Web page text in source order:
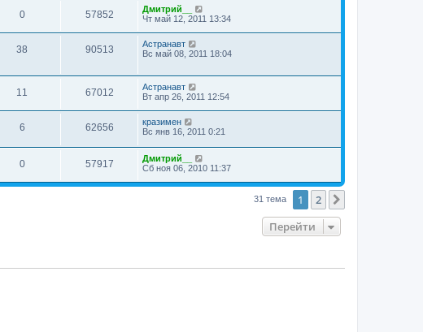
0 57852
Дмитрий__
Чт май 12, 2011 13:34
38 90513
Астранавт
Вс май 08, 2011 18:04
11 67012
Астранавт
Вт апр 26, 2011 12:54
6 62656
кразимен
Вс янв 16, 2011 0:21
0 57917
Дмитрий__
Сб ноя 06, 2010 11:37
31 тема 1 2
Перейти